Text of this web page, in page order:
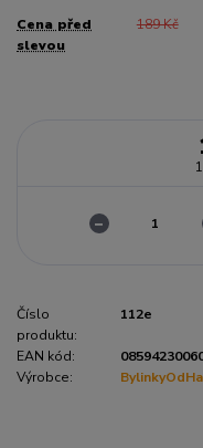
Cena před
slevou
189 Kč
Číslo
produktu:
112e
EAN kód:
Výrobce: